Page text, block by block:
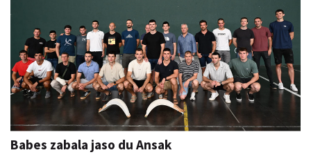
Babes zabala jaso du Ansak